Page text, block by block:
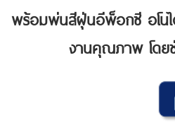
พร้อมพ่นสีฝุ่นอีพ็อกซี อโน
งานคุณภาพ โดย